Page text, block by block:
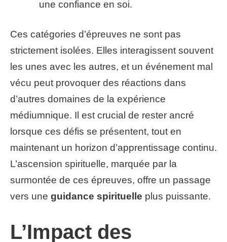
une confiance en soi.
Ces catégories d’épreuves ne sont pas
strictement isolées. Elles interagissent souvent
les unes avec les autres, et un événement mal
vécu peut provoquer des réactions dans
d’autres domaines de la expérience
médiumnique. Il est crucial de rester ancré
lorsque ces défis se présentent, tout en
maintenant un horizon d’apprentissage continu.
L’ascension spirituelle, marquée par la
surmontée de ces épreuves, offre un passage
vers une guidance spirituelle plus puissante.
L’Impact des